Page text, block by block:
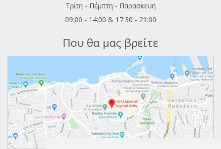
Τρίτη - Πέμπτη - Παρασκευή
09:00 - 14:00 & 17:30 - 21:00
Που θα μας βρείτε